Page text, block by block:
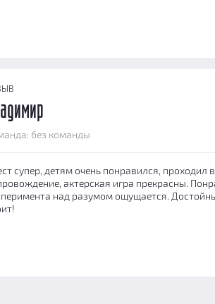
без команды
супер, детям очень понравился, проходил
актерская игра прекрасны.
над разумом ощущается.